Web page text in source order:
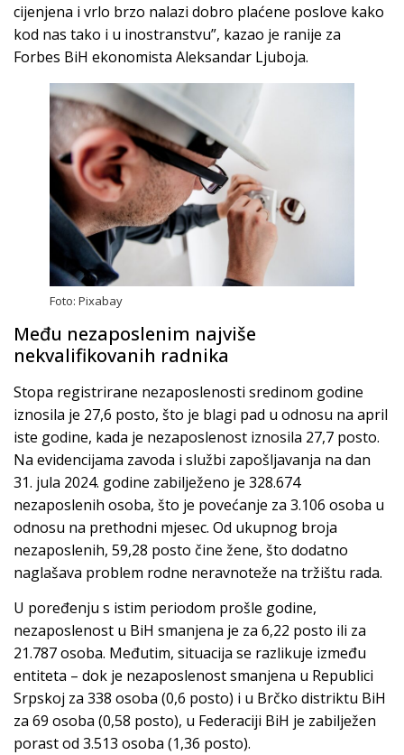
cijenjena i vrlo brzo nalazi dobro plaćene poslove kako
kod nas tako i u inostranstvu”, kazao je ranije za
Forbes BiH ekonomista Aleksandar Ljuboja.
Foto: Pixabay
Među nezaposlenim najviše
nekvalifikovanih radnika
Stopa registrirane nezaposlenosti sredinom godine
iznosila je 27,6 posto, što je blagi pad u odnosu na april
iste godine, kada je nezaposlenost iznosila 27,7 posto.
Na evidencijama zavoda i službi zapošljavanja na dan
31. jula 2024. godine zabilježeno je 328.674
nezaposlenih osoba, što je povećanje za 3.106 osoba u
odnosu na prethodni mjesec. Od ukupnog broja
nezaposlenih, 59,28 posto čine žene, što dodatno
naglašava problem rodne neravnoteže na tržištu rada.
U poređenju s istim periodom prošle godine,
nezaposlenost u BiH smanjena je za 6,22 posto ili za
21.787 osoba. Međutim, situacija se razlikuje između
entiteta – dok je nezaposlenost smanjena u Republici
Srpskoj za 338 osoba (0,6 posto) i u Brčko distriktu BiH
za 69 osoba (0,58 posto), u Federaciji BiH je zabilježen
porast od 3.513 osoba (1,36 posto).